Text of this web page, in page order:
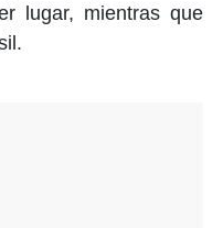
lugar, mientras que